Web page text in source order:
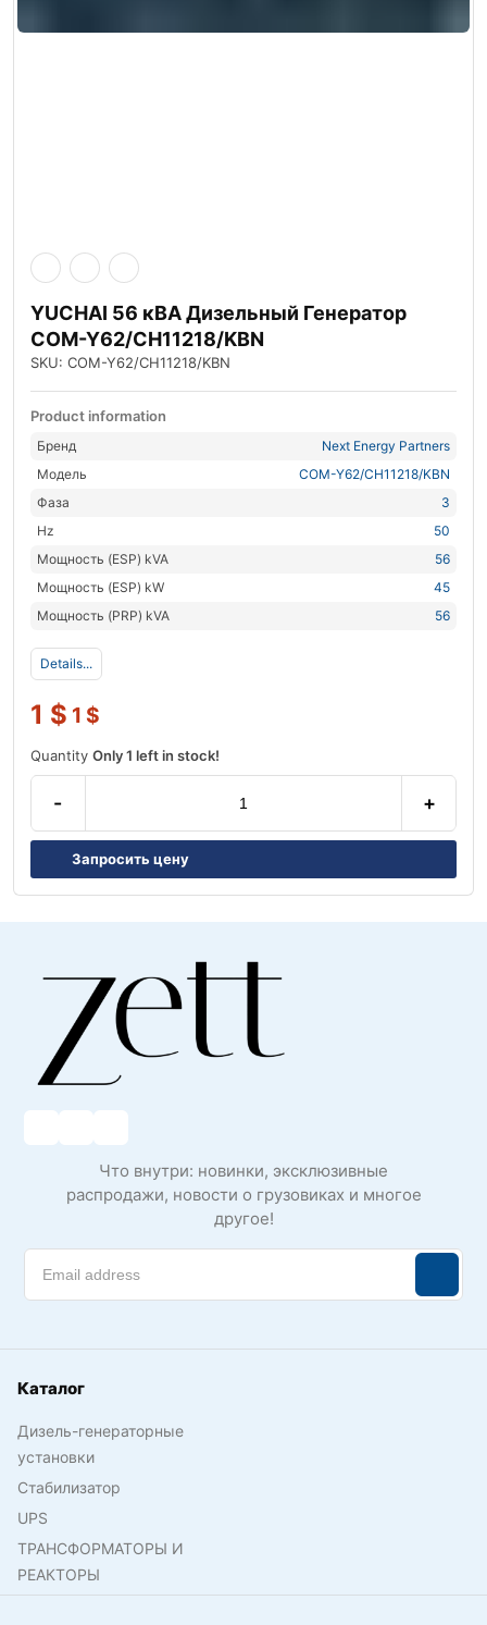
YUCHAI 56 кВА Дизельный Генератор
COM-Y62/CH11218/KBN
SKU: COM-Y62/CH11218/KBN
Product information
Бренд
Next Energy Partners
Модель
COM-Y62/CH11218/KBN
Фаза
3
Hz
50
Мощность (ESP) kVA
56
Мощность (ESP) kW
45
Мощность (PRP) kVA
56
Details...
1 $ 1 $
Quantity Only 1 left in stock!
- +
Запросить цену
Что внутри: новинки, эксклюзивные
распродажи, новости о грузовиках и многое
другое!
Каталог
Дизель-генераторные
установки
Стабилизатор
UPS
ТРАНСФОРМАТОРЫ И
РЕАКТОРЫ